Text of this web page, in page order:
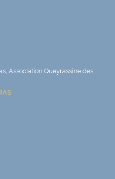
Association Queyrassine des